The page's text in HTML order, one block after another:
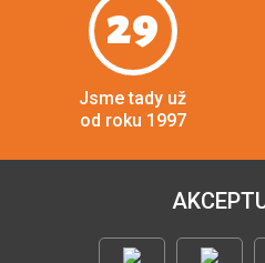
29
Jsme tady už
od roku 1997